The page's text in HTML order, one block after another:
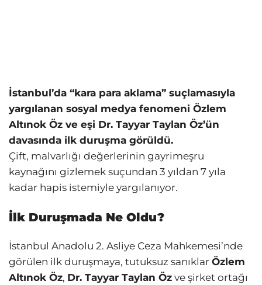
İstanbul’da “kara para aklama” suçlamasıyla
yargılanan sosyal medya fenomeni Özlem
Altınok Öz ve eşi Dr. Tayyar Taylan Öz’ün
davasında ilk duruşma görüldü.
Çift, malvarlığı değerlerinin gayrimeşru
kaynağını gizlemek suçundan 3 yıldan 7 yıla
kadar hapis istemiyle yargılanıyor.
İlk Duruşmada Ne Oldu?
İstanbul Anadolu 2. Asliye Ceza Mahkemesi’nde
görülen ilk duruşmaya, tutuksuz sanıklar Özlem
Altınok Öz, Dr. Tayyar Taylan Öz ve şirket ortağı